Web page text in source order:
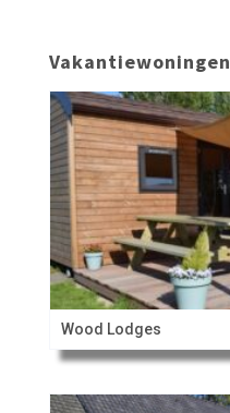
Vakantiewoningen
Wood Lodges